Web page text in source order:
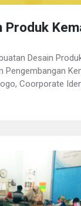
Produk
Desain
Pengembangan
Coorporate